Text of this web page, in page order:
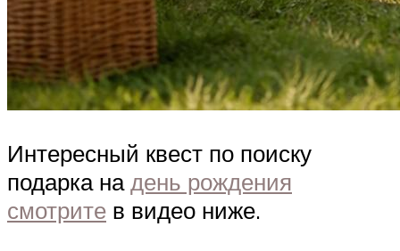
Интересный квест по поиску
подарка надень рождения
смотрите в видео ниже.